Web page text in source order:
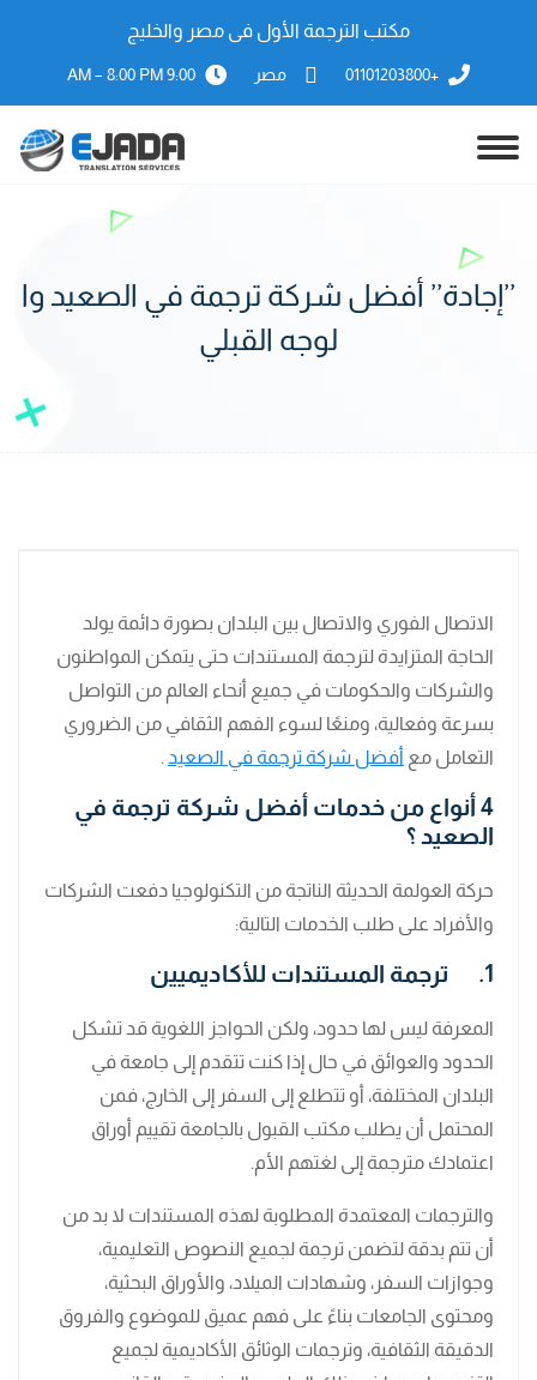
مكتب الترجمة الأول فى مصر والخليج
+01101203800 مصر 9:00 AM – 8:00 PM
’’إجادة’’ أفضل شركة ترجمة في الصعيد وا
لوجه القبلي
الاتصال الفوري والاتصال بين البلدان بصورة دائمة يولد
الحاجة المتزايدة لترجمة المستندات حتى يتمكن المواطنون
والشركات والحكومات في جميع أنحاء العالم من التواصل
بسرعة وفعالية، ومنعًا لسوء الفهم الثقافي من الضروري
التعامل مع أفضل شركة ترجمة في الصعيد .
4 أنواع من خدمات أفضل شركة ترجمة في
الصعيد ؟
حركة العولمة الحديثة الناتجة من التكنولوجيا دفعت الشركات
والأفراد على طلب الخدمات التالية:
1. ترجمة المستندات للأكاديميين
المعرفة ليس لها حدود، ولكن الحواجز اللغوية قد تشكل
الحدود والعوائق في حال إذا كنت تتقدم إلى جامعة في
البلدان المختلفة، أو تتطلع إلى السفر إلى الخارج، فمن
المحتمل أن يطلب مكتب القبول بالجامعة تقييم أوراق
اعتمادك مترجمة إلى لغتهم الأم.
والترجمات المعتمدة المطلوبة لهذه المستندات لا بد من
أن تتم بدقة لتضمن ترجمة لجميع النصوص التعليمية،
وجوازات السفر، وشهادات الميلاد، والأوراق البحثية،
ومحتوى الجامعات بناءً على فهم عميق للموضوع والفروق
الدقيقة الثقافية، وترجمات الوثائق الأكاديمية لجميع